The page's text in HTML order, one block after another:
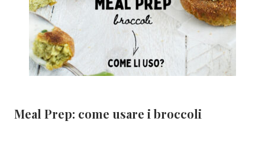
Meal Prep: come usare i broccoli